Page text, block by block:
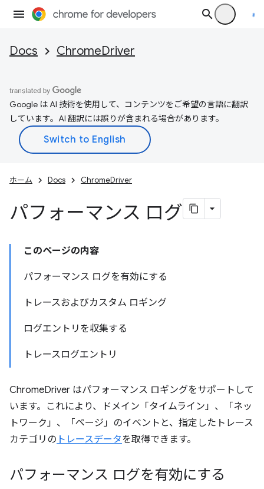
Docs ChromeDriver
Google は AI 技術を使用して、コンテンツをご希望の言語に翻訳
しています。AI 翻訳には誤りが含まれる場合があります。
ホーム Docs ChromeDriver
パフォーマンス ログ
このページの内容
パフォーマンス ログを有効にする
トレースおよびカスタム ロギング
ログエントリを収集する
トレースログエントリ
ChromeDriver はパフォーマンス ロギングをサポートして
います。これにより、ドメイン「タイムライン」、「ネッ
トワーク」、「ページ」のイベントと、指定したトレース
カテゴリの トレースデータを取得できます。
パフォーマンス ログを有効にする